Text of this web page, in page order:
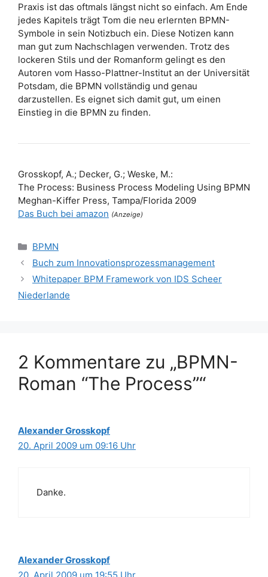
Praxis ist das oftmals längst nicht so einfach. Am Ende
jedes Kapitels trägt Tom die neu erlernten BPMN-
Symbole in sein Notizbuch ein. Diese Notizen kann
man gut zum Nachschlagen verwenden. Trotz des
lockeren Stils und der Romanform gelingt es den
Autoren vom Hasso-Plattner-Institut an der Universität
Potsdam, die BPMN vollständig und genau
darzustellen. Es eignet sich damit gut, um einen
Einstieg in die BPMN zu finden.
Grosskopf, A.; Decker, G.; Weske, M.:
The Process: Business Process Modeling Using BPMN
Meghan-Kiffer Press, Tampa/Florida 2009
Das Buch bei amazon (Anzeige)
Kategorien
BPMN
Buch zum Innovationsprozessmanagement
Whitepaper BPM Framework von IDS Scheer
Niederlande
2 Kommentare zu „BPMN-
Roman “The Process”“
Alexander Grosskopf
20. April 2009 um 09:16 Uhr
Danke.
Alexander Grosskopf
20. April 2009 um 19:55 Uhr